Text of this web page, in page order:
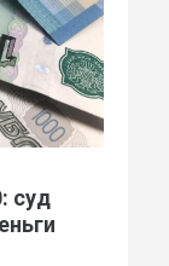
суд